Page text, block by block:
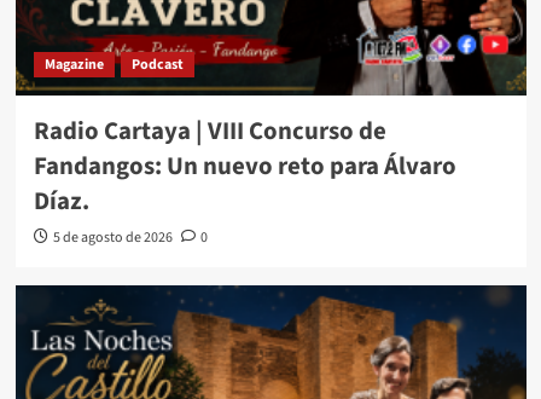
Magazine Podcast
Radio Cartaya | VIII Concurso de
Fandangos: Un nuevo reto para Álvaro
Díaz.
5 de agosto de 2026 0